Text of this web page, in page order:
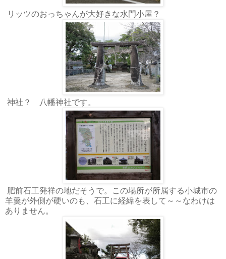
リッツのおっちゃんが大好きな水門小屋？
神社？ 八幡神社です。
肥前石工発祥の地だそうで。この場所が所属する小城市の
羊羹が外側が硬いのも、石工に経緯を表して～～なわけは
ありません。